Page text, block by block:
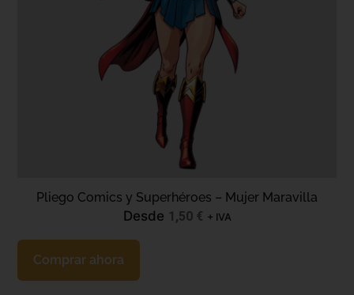
Pliego Comics y Superhéroes – Mujer Maravilla
Desde 1,50 € + IVA
Comprar ahora